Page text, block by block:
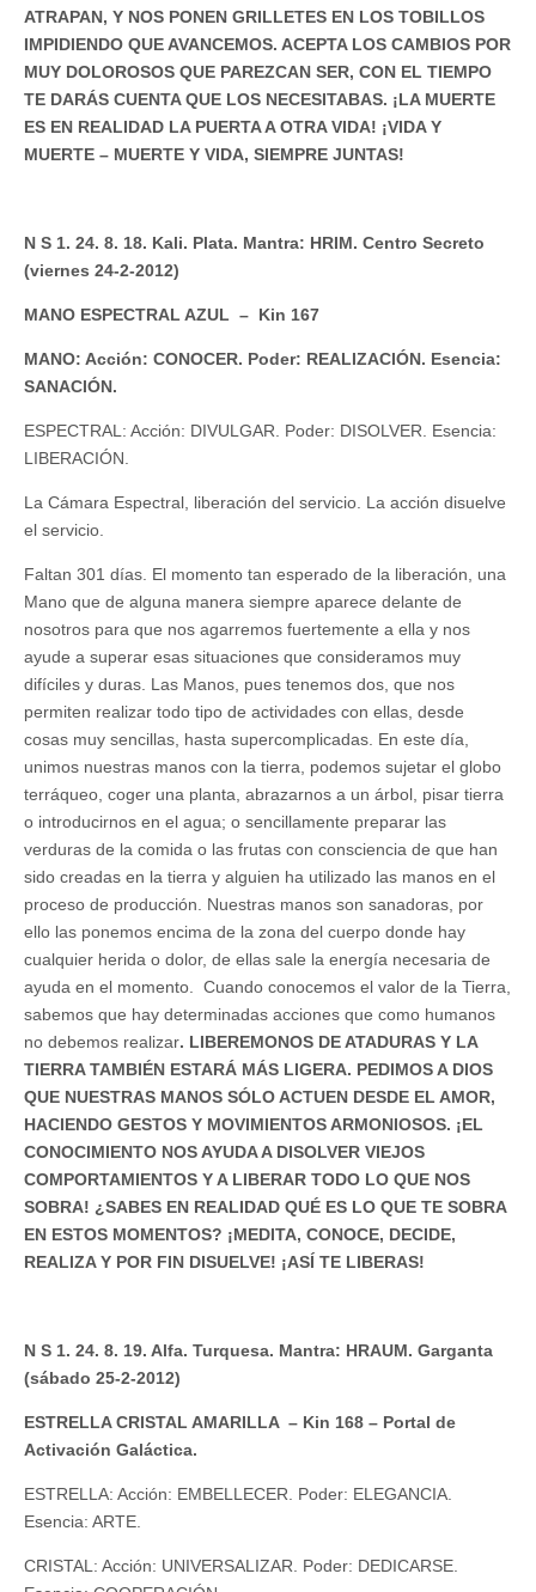
ATRAPAN, Y NOS PONEN GRILLETES EN LOS TOBILLOS
IMPIDIENDO QUE AVANCEMOS. ACEPTA LOS CAMBIOS POR
MUY DOLOROSOS QUE PAREZCAN SER, CON EL TIEMPO
TE DARÁS CUENTA QUE LOS NECESITABAS. ¡LA MUERTE
ES EN REALIDAD LA PUERTA A OTRA VIDA! ¡VIDA Y
MUERTE – MUERTE Y VIDA, SIEMPRE JUNTAS!
N S 1. 24. 8. 18. Kali. Plata. Mantra: HRIM. Centro Secreto
(viernes 24-2-2012)
MANO ESPECTRAL AZUL – Kin 167
MANO: Acción: CONOCER. Poder: REALIZACIÓN. Esencia:
SANACIÓN.
ESPECTRAL: Acción: DIVULGAR. Poder: DISOLVER. Esencia:
LIBERACIÓN.
La Cámara Espectral, liberación del servicio. La acción disuelve
el servicio.
Faltan 301 días. El momento tan esperado de la liberación, una
Mano que de alguna manera siempre aparece delante de
nosotros para que nos agarremos fuertemente a ella y nos
ayude a superar esas situaciones que consideramos muy
difíciles y duras. Las Manos, pues tenemos dos, que nos
permiten realizar todo tipo de actividades con ellas, desde
cosas muy sencillas, hasta supercomplicadas. En este día,
unimos nuestras manos con la tierra, podemos sujetar el globo
terráqueo, coger una planta, abrazarnos a un árbol, pisar tierra
o introducirnos en el agua; o sencillamente preparar las
verduras de la comida o las frutas con consciencia de que han
sido creadas en la tierra y alguien ha utilizado las manos en el
proceso de producción. Nuestras manos son sanadoras, por
ello las ponemos encima de la zona del cuerpo donde hay
cualquier herida o dolor, de ellas sale la energía necesaria de
ayuda en el momento. Cuando conocemos el valor de la Tierra,
sabemos que hay determinadas acciones que como humanos
no debemos realizar. LIBEREMONOS DE ATADURAS Y LA
TIERRA TAMBIÉN ESTARÁ MÁS LIGERA. PEDIMOS A DIOS
QUE NUESTRAS MANOS SÓLO ACTUEN DESDE EL AMOR,
HACIENDO GESTOS Y MOVIMIENTOS ARMONIOSOS. ¡EL
CONOCIMIENTO NOS AYUDA A DISOLVER VIEJOS
COMPORTAMIENTOS Y A LIBERAR TODO LO QUE NOS
SOBRA! ¿SABES EN REALIDAD QUÉ ES LO QUE TE SOBRA
EN ESTOS MOMENTOS? ¡MEDITA, CONOCE, DECIDE,
REALIZA Y POR FIN DISUELVE! ¡ASÍ TE LIBERAS!
N S 1. 24. 8. 19. Alfa. Turquesa. Mantra: HRAUM. Garganta
(sábado 25-2-2012)
ESTRELLA CRISTAL AMARILLA – Kin 168 – Portal de
Activación Galáctica.
ESTRELLA: Acción: EMBELLECER. Poder: ELEGANCIA.
Esencia: ARTE.
CRISTAL: Acción: UNIVERSALIZAR. Poder: DEDICARSE.